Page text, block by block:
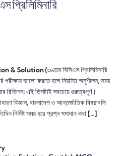
(৩৬তম বিসিএস প্রিলিমিনারি
পরীক্ষায় ভালো করতে হলে নিয়মিত অনুশীলন, সময়
রিভিশন; এই তিনটাই সবচেয়ে গুরুত্বপূর্ণ।
বিজ্ঞান, বাংলাদেশ ও আন্তর্জাতিক বিষয়াবলি
নির্দিষ্ট সময় ধরে প্রশ্ন সমাধান করা […]